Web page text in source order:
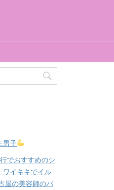
男子
でおすすめのシ
ワイキキでイル
屋の美容師のパ